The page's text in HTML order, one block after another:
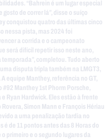
“Bahrein é um lugar especial
de correr lá”, disse o suíço
conquistou quatro das últimas cinco
nessa pista, mas 2024 foi
a corrida e o campeonato
será difícil repetir isso neste ano,
completou. Tudo aberto
disputa tripla também na LMGT3,
equipe Manthey, referência no GT,
#92 Manthey 1st Phorm Porsche,
Ryan Hardwick. Eles estão à frente
Simon Mann e François Hériau
a uma penalização tardia no
de 11 pontos antes das 8 Horas do
primeiro e o segundo lugares da